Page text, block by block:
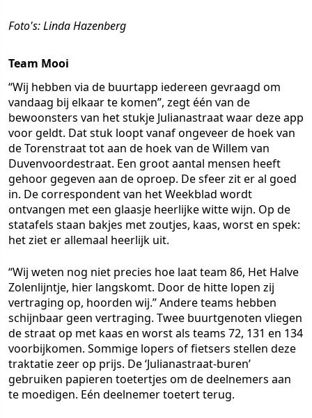
Foto's: Linda Hazenberg
Team Mooi
“Wij hebben via de buurtapp iedereen gevraagd om
vandaag bij elkaar te komen”, zegt één van de
bewoonsters van het stukje Julianastraat waar deze app
voor geldt. Dat stuk loopt vanaf ongeveer de hoek van
de Torenstraat tot aan de hoek van de Willem van
Duvenvoordestraat. Een groot aantal mensen heeft
gehoor gegeven aan de oproep. De sfeer zit er al goed
in. De correspondent van het Weekblad wordt
ontvangen met een glaasje heerlijke witte wijn. Op de
statafels staan bakjes met zoutjes, kaas, worst en spek:
het ziet er allemaal heerlijk uit.
“Wij weten nog niet precies hoe laat team 86, Het Halve
Zolenlijntje, hier langskomt. Door de hitte lopen zij
vertraging op, hoorden wij.” Andere teams hebben
schijnbaar geen vertraging. Twee buurtgenoten vliegen
de straat op met kaas en worst als teams 72, 131 en 134
voorbijkomen. Sommige lopers of fietsers stellen deze
traktatie zeer op prijs. De ‘Julianastraat-buren’
gebruiken papieren toetertjes om de deelnemers aan
te moedigen. Eén deelnemer toetert terug.